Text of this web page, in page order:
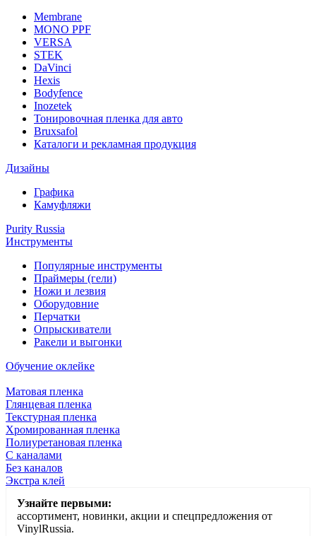
Membrane
MONO PPF
VERSA
STEK
DaVinci
Hexis
Bodyfence
Inozetek
Тонировочная пленка для авто
Bruxsafol
Каталоги и рекламная продукция
Дизайны
Графика
Камуфляжи
Purity Russia
Инструменты
Популярные инструменты
Праймеры (гели)
Ножи и лезвия
Оборудовние
Перчатки
Опрыскиватели
Ракели и выгонки
Обучение оклейке
Матовая пленка
Глянцевая пленка
Текстурная пленка
Хромированная пленка
Полиуретановая пленка
С каналами
Без каналов
Экстра клей
Узнайте первыми:
ассортимент, новинки, акции и спецпредложения от
VinylRussia.